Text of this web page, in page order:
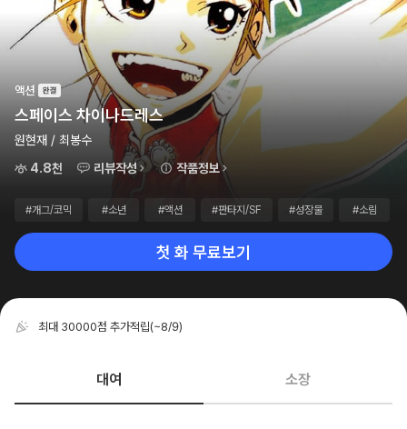
액션
스페이스 차이나드레스
원현재 / 최봉수
4.8천
리뷰작성 작품정보
#개그/코믹 #소년 #액션 #판타지/SF #성장물 #소림
첫 화 무료보기
최대 30000점 추가적립(~8/9)
대여 소장